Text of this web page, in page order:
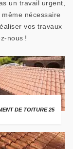
un travail urgent,
nécessaire
vos travaux
nous !
DE TOITURE 25